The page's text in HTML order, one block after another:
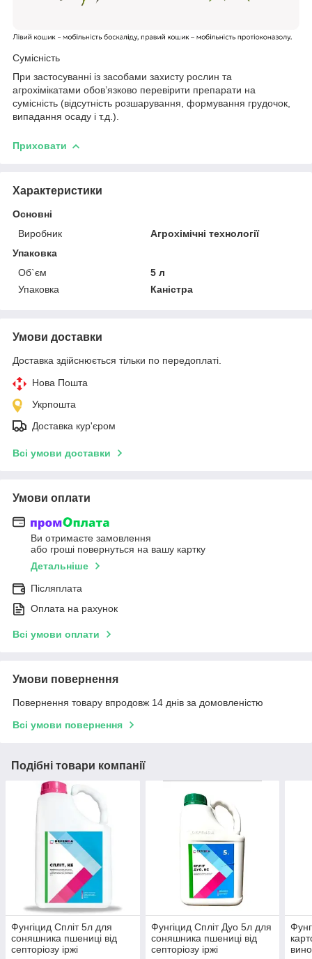
Сумісність
При застосуванні із засобами захисту рослин та
агрохімікатами обов’язково перевірити препарати на
сумісність (відсутність розшарування, формування грудочок,
випадання осаду і т.д.).
Приховати
Характеристики
Основні
Виробник
Агрохімічні технології
Упаковка
Об`єм
5 л
Упаковка
Каністра
Умови доставки
Доставка здійснюється тільки по передоплаті.
Нова Пошта
Укрпошта
Доставка кур'єром
Всі умови доставки
Умови оплати
Ви отримаєте замовлення
або гроші повернуться на вашу картку
Детальніше
Післяплата
Оплата на рахунок
Всі умови оплати
Умови повернення
Повернення товару впродовж 14 днів за домовленістю
Всі умови повернення
Подібні товари компанії
Фунгіцид Спліт 5л для
соняшника пшениці від
септоріозу іржі
Фунгіцид Спліт Дуо 5л для
соняшника пшениці від
септоріозу іржі